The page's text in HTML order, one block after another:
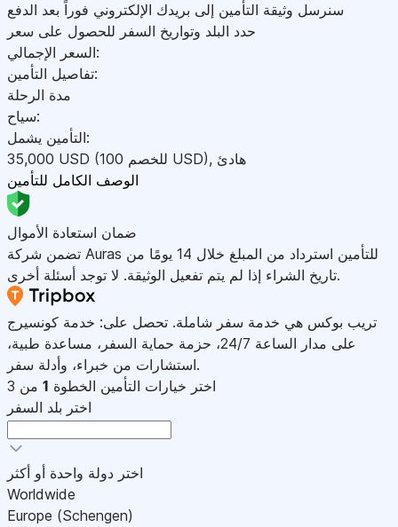
سنرسل وثيقة التأمين إلى بريدك الإلكتروني فوراً بعد الدفع
حدد البلد وتواريخ السفر للحصول على سعر
السعر الإجمالي:
تفاصيل التأمين:
مدة الرحلة
سياح:
التأمين يشمل:
35,000 USD USD), هادئ
الوصف الكامل للتأمين
ضمان استعادة الأموال
تضمن شركة Auras للتأمين استرداد من المبلغ خلال 14 يومًا من
تاريخ الشراء إذا لم يتم تفعيل الوثيقة. لا توجد أسئلة أخرى.
تريب بوكس هي خدمة سفر شاملة. تحصل على: خدمة كونسيرج
على مدار الساعة 24/7، حزمة حماية السفر، مساعدة طبية،
استشارات من خبراء، وأدلة سفر.
اختر خيارات التأمين الخطوة 1 من 3
اختر بلد السفر
اختر دولة واحدة أو أكثر
Worldwide
Europe (Schengen)